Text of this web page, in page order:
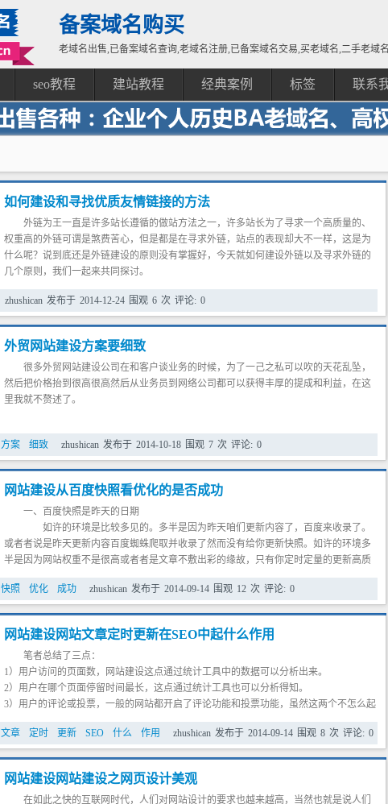
备案域名购买
老域名出售,已备案域名查询,老域名注册,已备案域名交易,买老域名,二手老域
seo教程 建站教程 经典案例 标签 联系
如何建设和寻找优质友情链接的方法
外链为王一直是许多站长遵循的做站方法之一，许多站长为了寻求一个高质量的、
权重高的外链可谓是煞费苦心，但是都是在寻求外链，站点的表现却大不一样，这是为
什么呢？说到底还是外链建设的原则没有掌握好，今天就如何建设外链以及寻求外链的
几个原则，我们一起来共同探讨。
一：外链的建设要把握时间
外链为王让许多站长为了外链疯狂，新站上线后马上就开始大量交换外部链接，甚
至用软件群发网站URL，虽然短时间内看到网站的排名有了较快提升，可到了最后自己
的站点还是半死不活，起伏很大，这就是没有掌握好外链建设的时间度。
zhushican 发布于 2014-12-24 围观 6 次 评论: 0
外贸网站建设方案要细致
很多外贸网站建设公司在和客户谈业务的时候，为了一己之私可以吹的天花乱坠，
然后把价格抬到很高很高然后从业务员到网络公司都可以获得丰厚的提成和利益，在这
里我就不赘述了。
方案 细致 zhushican 发布于 2014-10-18 围观 7 次 评论: 0
网站建设从百度快照看优化的是否成功
一、百度快照是昨天的日期
如许的环境是比较多见的。多半是因为昨天咱们更新内容了，百度来收录了。
或者者说是昨天更新内容百度蜘蛛爬取并收录了然而没有给你更新快照。如许的环境多
半是因为网站权重不是很高或者者是文章不敷出彩的缘故，只有你定时定量的更新高质
量的文章，快照反常应该是没有问题的。
二、百度快照是当天的日期
要是你的网站是当天的快照，那就综合你的网站是搜刮引擎中的佼佼者了，然
而如许的环境是未几见的，只有很高权重的网站是如许的环境。
三、网站快照停一周
快照 优化 成功 zhushican 发布于 2014-09-14 围观 12 次 评论: 0
网站建设网站文章定时更新在SEO中起什么作用
笔者总结了三点：
1）用户访问的页面数，网站建设这点通过统计工具中的数据可以分析出来。
2）用户在哪个页面停留时间最长，这点通过统计工具也可以分析得知。
3）用户的评论或投票，一般的网站都开启了评论功能和投票功能，虽然这两个不怎么起
眼，但是确是最能激发用户对于内容的看法的，沈阳网站建设所以，即使没有评论，那
么投票功能也不可以去掉，毕竟失去了，就使得网站缺少了与用户沟通的桥梁，想让用
户通过邮件告诉的话，就别在做梦了。除非是非常特殊的情况，而且相当多的用户根本
就不喜欢用户邮件，沈阳网站建设即使有邮件为了省事也懒得发了，所以，这样就形成
了用户有话无处说，站长想互动却少了通道。所以，笔者觉得对于网站内容其话语权最
终在用户手里，而只有用户对内容说好，内容才是好内容。这样的内容才是从根本上能
文章 定时 更新 SEO 什么 作用 zhushican 发布于 2014-09-14 围观 8 次 评论: 0
网站建设网站建设之网页设计美观
在如此之快的互联网时代，人们对网站设计的要求也越来越高，当然也就是说人们